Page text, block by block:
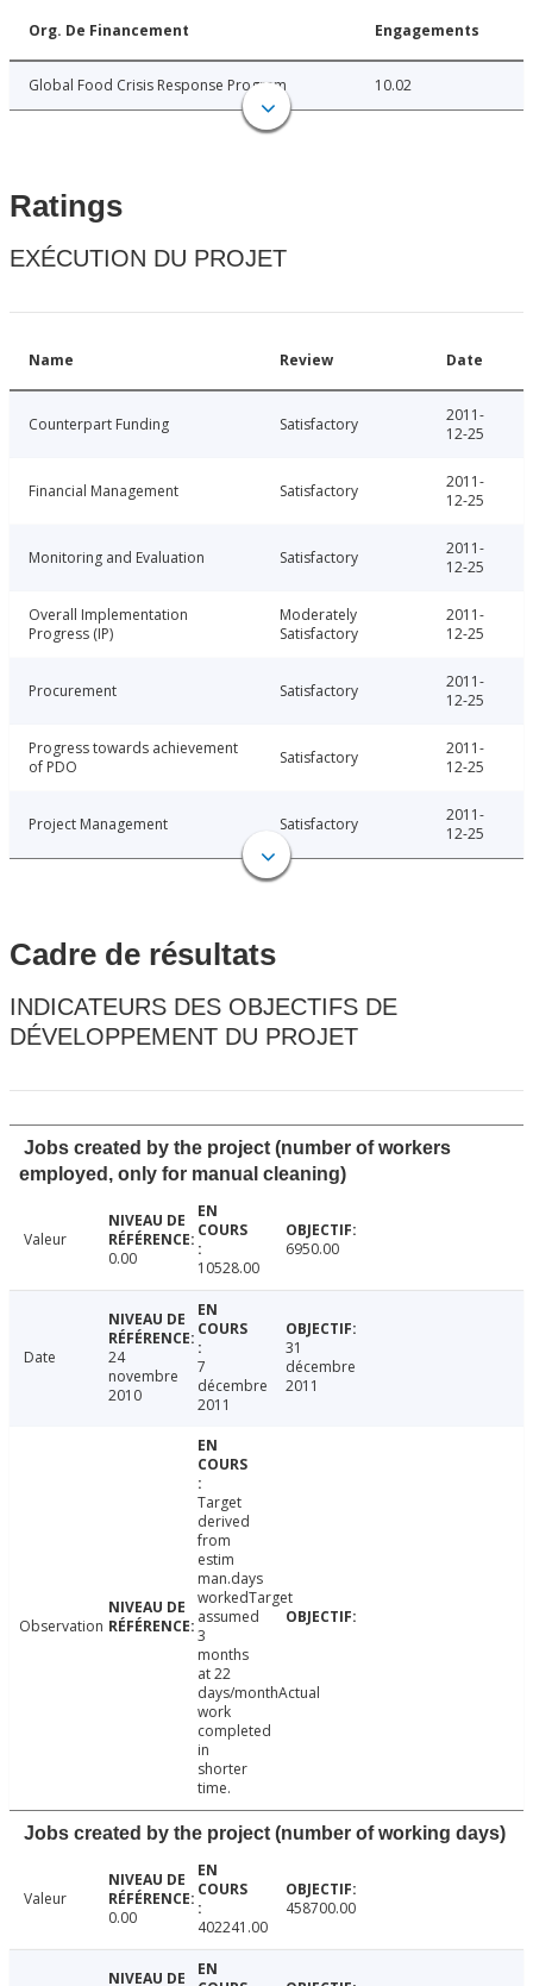
Org. De Financement Engagements
Global Food Crisis Response Program 10.02
Ratings
EXÉCUTION DU PROJET
Name Review Date
Counterpart Funding Satisfactory
2011-
12-25
Financial Management Satisfactory
2011-
12-25
Monitoring and Evaluation Satisfactory
2011-
12-25
Overall Implementation
Progress (IP)
Moderately
Satisfactory
2011-
12-25
Procurement Satisfactory
2011-
12-25
Progress towards achievement
of PDO
Satisfactory
2011-
12-25
Project Management Satisfactory
2011-
12-25
Cadre de résultats
INDICATEURS DES OBJECTIFS DE
DÉVELOPPEMENT DU PROJET
Jobs created by the project (number of workers
employed, only for manual cleaning)
Valeur
0.00
10528.00
6950.00
Date
24
novembre
2010
7
décembre
2011
31
décembre
2011
Observation
Target
derived
from
estim
man.days
workedTarget
assumed
3
months
at 22
days/monthActual
work
completed
in
shorter
time.
Jobs created by the project (number of working days)
Valeur
0.00
402241.00
458700.00